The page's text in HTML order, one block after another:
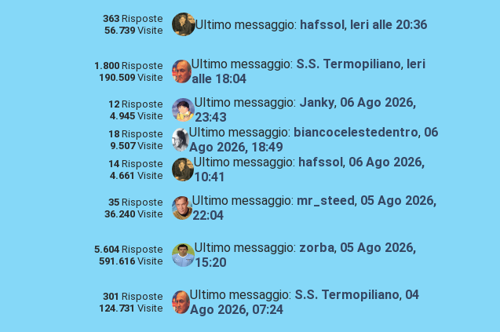
363Risposte
56.739Visite Ultimo messaggio: hafssol, Ierialle 20:36
1.800Risposte
190.509Visite
Ultimo messaggio: S.S. Termopiliano, Ieri
alle 18:04
12Risposte
4.945Visite
Ultimo messaggio: Janky, 06 Ago 2026,
23:43
18Risposte
9.507Visite
Ultimo messaggio: biancocelestedentro, 06
Ago 2026, 18:49
14Risposte
4.661 Visite
Ultimo messaggio: hafssol , 06 Ago 2026,
10:41
35Risposte
36.240Visite
Ultimo messaggio: mr_steed, 05 Ago 2026,
22:04
5.604Risposte
591.616Visite
Ultimo messaggio: zorba, 05 Ago 2026,
15:20
301 Risposte
124.731 Visite
Ultimo messaggio: S.S. Termopiliano, 04
Ago 2026, 07:24